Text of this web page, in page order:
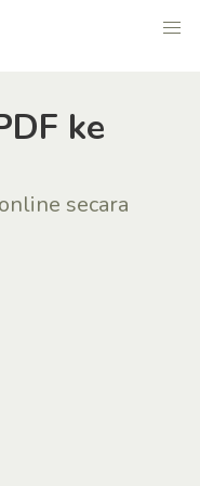
ke
secara